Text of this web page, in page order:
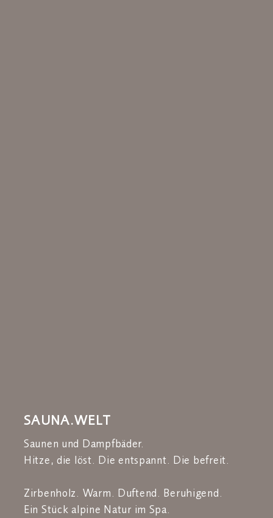
SAUNA.WELT
Saunen und Dampfbäder.
Hitze, die löst. Die entspannt. Die befreit.
Zirbenholz. Warm. Duftend. Beruhigend.
Ein Stück alpine Natur im Spa.